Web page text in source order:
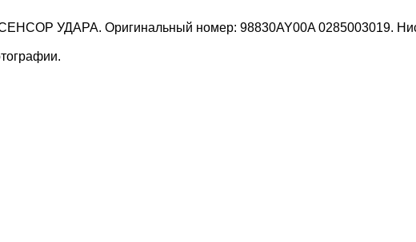
УДАРА. Оригинальный номер: 98830AY00A 0285003019.